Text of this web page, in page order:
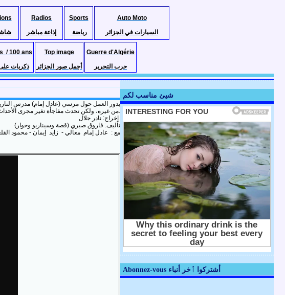
Radios
إذاعة مباشر
Sports
رياضة
Auto Moto
السيارات في الجزائر
/ 100 ans
ذكريات
Top image
أجمل صور الجزائر
Guerre d'Algérie
حرب التحرير
يدور العمل حول مرسي (عادل إمام) مدرس
من غيره، ولكن تحدث مفاجأة تغير مجرى الأحداث.
ﺗﺄﻟﻴﻒ: فاروق صبري (قصة وسيناريو وحوار)
مع : عادل إمام معالي - زايد إيمان - محمود
شيئ مناسب لكم
Abonnez-vous أشتركوا ٱخر أنباء